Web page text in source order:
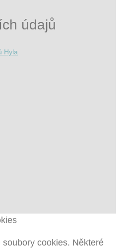
údajů
Hyla
cookies. Některé